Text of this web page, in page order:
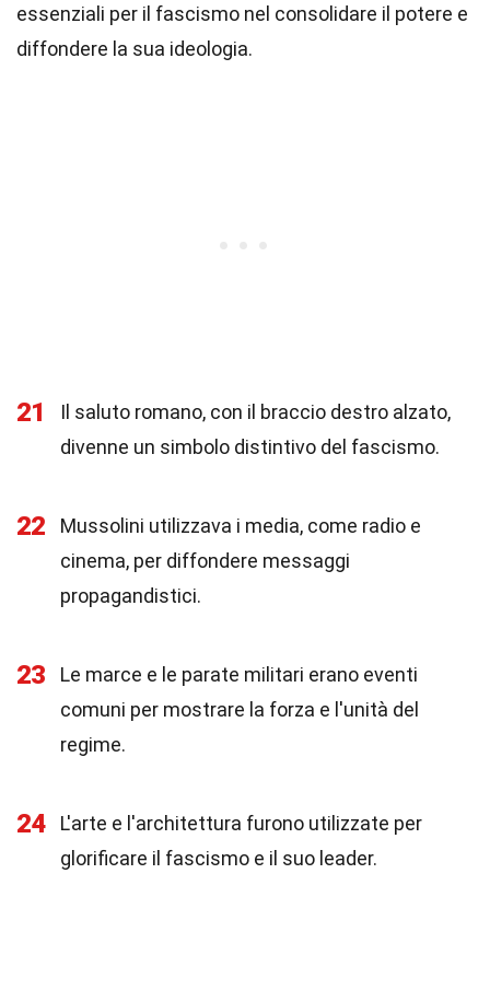
essenziali per il fascismo nel consolidare il potere e
diffondere la sua ideologia.
21
Il saluto romano, con il braccio destro alzato,
divenne un simbolo distintivo del fascismo.
22
Mussolini utilizzava i media, come radio e
cinema, per diffondere messaggi
propagandistici.
23
Le marce e le parate militari erano eventi
comuni per mostrare la forza e l'unità del
regime.
24
L'arte e l'architettura furono utilizzate per
glorificare il fascismo e il suo leader.